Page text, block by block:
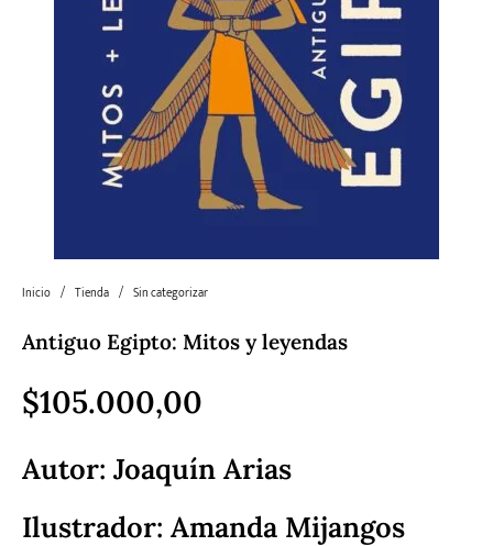
Ficción Filosofía Gastronomía
Horror
Humor gráfico-
Literatura infantil
Literatura juvenil
universal y Clásicos
Teatro Varios
Inicio / Tienda / Sin categorizar
Antiguo Egipto: Mitos y leyendas
$105.000,00
Autor: Joaquín Arias
Ilustrador: Amanda Mijangos